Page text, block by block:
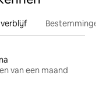
verblijf
van een maand